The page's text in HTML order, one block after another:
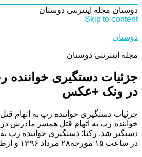
دوستان مجله اینترنتی دوستان
Skip to content
دوستان
مجله اینترنتی دوستان
جزئیات دستگیری خواننده
در ونک +عکس
جزئیات دستگیری خواننده رپ به اتهام
خواننده رپ به اتهام قتل همسر مادرش در
دستگیر شد. رکنا: دستگیری خواننده رپ
در ساعت ۱۵ مورخه۲۸ مرداد ۱۳۹۶ و ازطریق…